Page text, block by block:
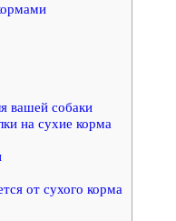
вашей собаки
на сухие корма
от сухого корма